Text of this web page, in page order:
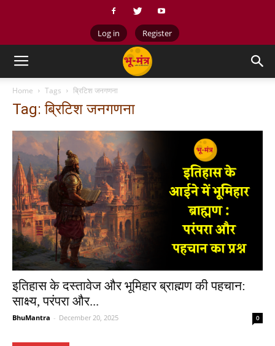
Log in Register
Home Tags ब्रिटिश जनगणना
Tag: ब्रिटिश जनगणना
इतिहास के दस्तावेज और भूमिहार ब्राह्मण की पहचान:
साक्ष्य, परंपरा और...
BhuMantra - December 20, 2025 0